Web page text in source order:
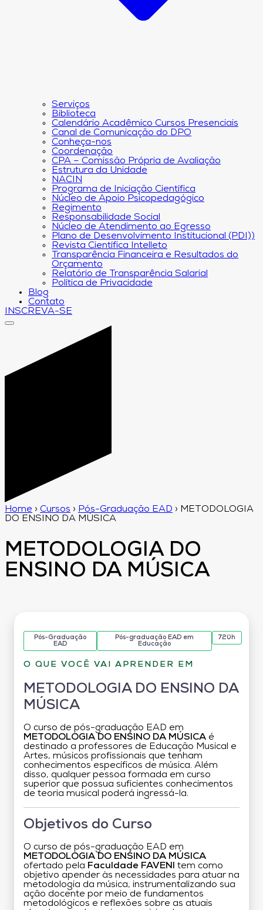
Serviços
Biblioteca
Calendário Acadêmico Cursos Presenciais
Canal de Comunicação do DPO
Conheça-nos
Coordenação
CPA – Comissão Própria de Avaliação
Estrutura da Unidade
NACIN
Programa de Iniciação Científica
Núcleo de Apoio Psicopedagógico
Regimento
Responsabilidade Social
Núcleo de Atendimento ao Egresso
Plano de Desenvolvimento Institucional (PDI))
Revista Científica Intelleto
Transparência Financeira e Resultados do
Orçamento
Relatório de Transparência Salarial
Política de Privacidade
Blog
Contato
INSCREVA-SE
Home › Cursos › Pós-Graduação EAD › METODOLOGIA
DO ENSINO DA MÚSICA
METODOLOGIA DO
ENSINO DA MÚSICA
Pós-Graduação
EAD
Pós-graduação EAD em
Educação
720h
O QUE VOCÊ VAI APRENDER EM
METODOLOGIA DO ENSINO DA
MÚSICA
O curso de pós-graduação EAD em
METODOLOGIA DO ENSINO DA MÚSICA é
destinado a professores de Educação Musical e
Artes, músicos profissionais que tenham
conhecimentos específicos de música. Além
disso, qualquer pessoa formada em curso
superior que possua suficientes conhecimentos
de teoria musical poderá ingressá-la.
Objetivos do Curso
O curso de pós-graduação EAD em
METODOLOGIA DO ENSINO DA MÚSICA
ofertado pela Faculdade FAVENI
tem como
objetivo apender às necessidades para atuar na
metodologia da música, instrumentalizando sua
ação docente por meio de fundamentos
metodológicos e reflexões sobre as atuais